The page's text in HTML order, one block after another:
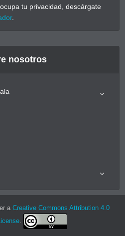
tu privacidad, descárgate
.
nosotros
a Creative Commons Attribution 4.0